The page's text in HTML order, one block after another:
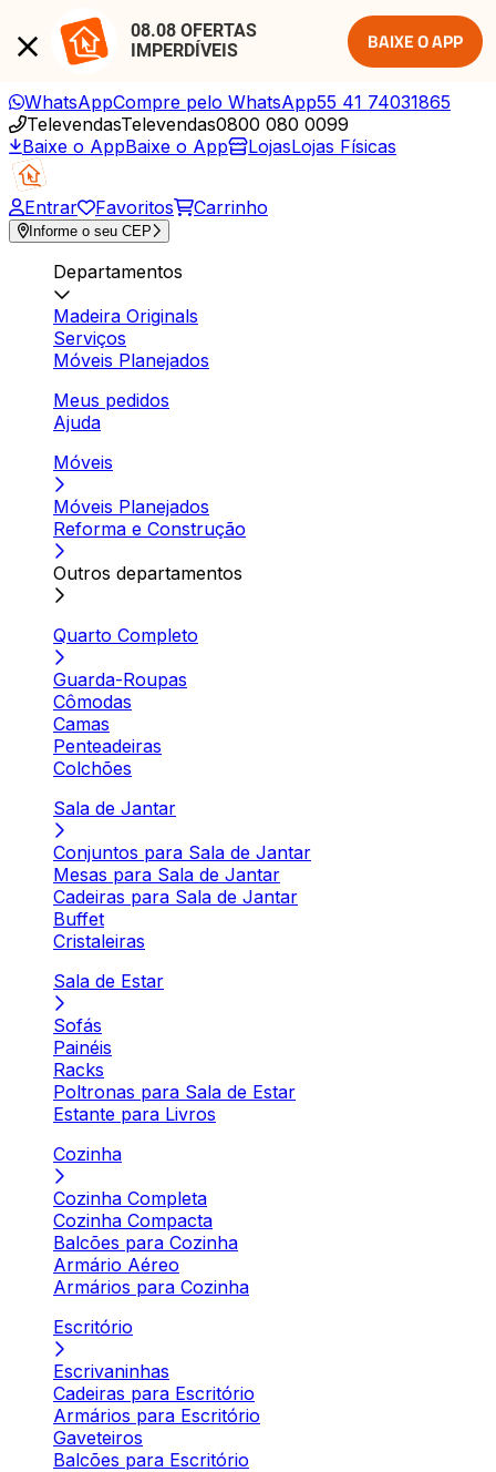
08.08 OFERTAS
IMPERDÍVEIS
BAIXE O APP
WhatsAppCompre pelo WhatsApp55 41 74031865
TelevendasTelevendas0800 080 0099
Baixe o AppBaixe o App LojasLojas Físicas
Entrar Favoritos Carrinho
Informe o seu CEP
Departamentos
Madeira Originals
Serviços
Móveis Planejados
Meus pedidos
Ajuda
Móveis
Móveis Planejados
Reforma e Construção
Outros departamentos
Quarto Completo
Guarda-Roupas
Cômodas
Camas
Penteadeiras
Colchões
Sala de Jantar
Conjuntos para Sala de Jantar
Mesas para Sala de Jantar
Cadeiras para Sala de Jantar
Buffet
Cristaleiras
Sala de Estar
Sofás
Painéis
Racks
Poltronas para Sala de Estar
Estante para Livros
Cozinha
Cozinha Completa
Cozinha Compacta
Balcões para Cozinha
Armário Aéreo
Armários para Cozinha
Escritório
Escrivaninhas
Cadeiras para Escritório
Armários para Escritório
Gaveteiros
Balcões para Escritório